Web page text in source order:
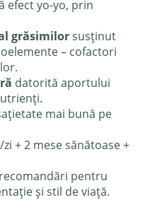
efect yo-yo, prin
grăsimilorsusținut
– cofactori
datorită aportului
mai bună pe
zi + 2 mese sănătoase +
pentru
și stil de viață.